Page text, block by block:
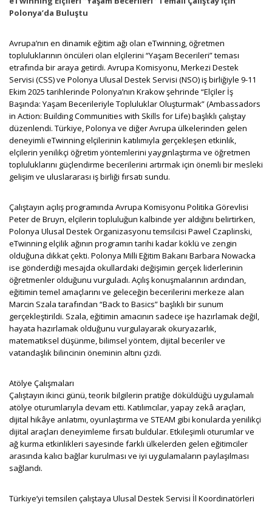
Polonya’da Buluştu
Avrupa’nın en dinamik eğitim ağı olan eTwinning, öğretmen
topluluklarının öncüleri olan elçilerini “Yaşam Becerileri” teması
etrafında bir araya getirdi. Avrupa Komisyonu, Merkezi Destek
Servisi (CSS) ve Polonya Ulusal Destek Servisi (NSO) iş birliğiyle 9-11
Ekim 2025 tarihlerinde Polonya’nın Krakow şehrinde “Elçiler İş
Başında: Yaşam Becerileriyle Topluluklar Oluşturmak” (Ambassadors
in Action: Building Communities with Skills for Life) başlıklı çalıştay
düzenlendi. Türkiye, Polonya ve diğer Avrupa ülkelerinden gelen
deneyimli eTwinning elçilerinin katılımıyla gerçekleşen etkinlik,
elçilerin yenilikçi öğretim yöntemlerini yaygınlaştırma ve öğretmen
topluluklarını güçlendirme becerilerini artırmak için önemli bir mesleki
gelişim ve uluslararası iş birliği fırsatı sundu.
Çalıştayın açılış programında Avrupa Komisyonu Politika Görevlisi
Peter de Bruyn, elçilerin topluluğun kalbinde yer aldığını belirtirken,
Polonya Ulusal Destek Organizasyonu temsilcisi Pawel Czaplinski,
eTwinning elçilik ağının programın tarihi kadar köklü ve zengin
olduğuna dikkat çekti. Polonya Milli Eğitim Bakanı Barbara Nowacka
ise gönderdiği mesajda okullardaki değişimin gerçek liderlerinin
öğretmenler olduğunu vurguladı. Açılış konuşmalarının ardından,
eğitimin temel amaçlarını ve geleceğin becerilerini merkeze alan
Marcin Szala tarafından “Back to Basics” başlıklı bir sunum
gerçekleştirildi. Szala, eğitimin amacının sadece işe hazırlamak değil,
hayata hazırlamak olduğunu vurgulayarak okuryazarlık,
matematiksel düşünme, bilimsel yöntem, dijital beceriler ve
vatandaşlık bilincinin öneminin altını çizdi.
Atölye Çalışmaları
Çalıştayın ikinci günü, teorik bilgilerin pratiğe döküldüğü uygulamalı
atölye oturumlarıyla devam etti. Katılımcılar, yapay zekâ araçları,
dijital hikâye anlatımı, oyunlaştırma ve STEAM gibi konularda yenilikçi
dijital araçları deneyimleme fırsatı buldular. Etkileşimli oturumlar ve
ağ kurma etkinlikleri sayesinde farklı ülkelerden gelen eğitimciler
arasında kalıcı bağlar kurulması ve iyi uygulamaların paylaşılması
sağlandı.
Türkiye’yi temsilen çalıştaya Ulusal Destek Servisi İl Koordinatörleri